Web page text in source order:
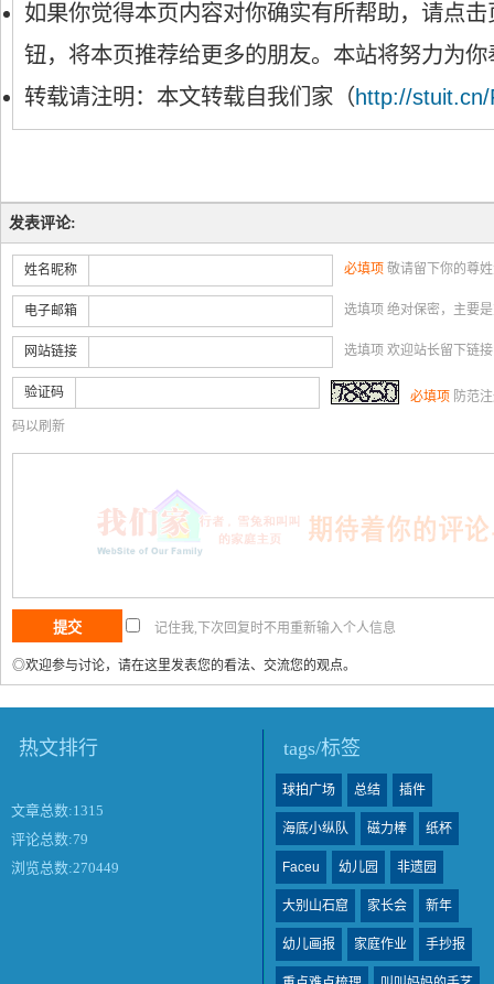
如果你觉得本页内容对你确实有所帮助，请点
钮，将本页推荐给更多的朋友。本站将努力为
转载请注明：本文转载自我们家（ http://
发表评论:
姓名昵称 必填项 敬请留下你的尊
电子邮箱 选填项 绝对保密，主要
网站链接 选填项 欢迎站长留下链
验证码 必填项 防范
码以刷新
记住我,下次回复时不用重新输入个人信息
◎欢迎参与讨论，请在这里发表您的看法、交流您的观点。
热文排行
文章总数:1315
评论总数:79
浏览总数:270449
tags/标签
球拍广场 总结 插件
海底小纵队 磁力棒 纸杯
Faceu 幼儿园 非遗园
大别山石窟 家长会 新年
幼儿画报 家庭作业 手抄报